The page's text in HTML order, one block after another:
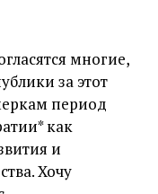
многие,
за этот
период
как
и
Хочу